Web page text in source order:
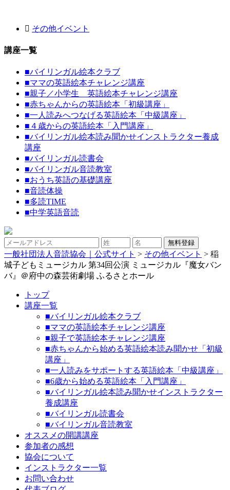
その他イベント
講座一覧
■バイリンガル絵本クラブ
■ママの英語絵本チャレンジ講座
■親子／小学生 英語絵本チャレンジ講座
■赤ちゃんからの英語絵本「初級講座」
■一人読みへつなげる英語絵本「中級講座」
■ ４歳からの英語絵本「入門講座」
■バイリンガル絵本読み聞かせインストラクター養成
講座
■バイリンガル読書会
■バイリンガル音読教室
■おうち英語の基礎講座
■音読体操
■多読TIME
■中学英語音読
一般社団法人音読協会｜公式サイト > その他イベント > 稲
城子どもミュージカル 第34回公演 ミュージカル『魔女バン
バ』＠府中の森芸術劇場 ふるさとホール
トップ
講座一覧
■バイリンガル絵本クラブ
■ママの英語絵本チャレンジ講座
■親子で英語絵本チャレンジ講座
■赤ちゃんから始める英語絵本読み聞かせ「初級
講座」
■一人読みをサポートする英語絵本「中級講座」
■6歳から始める英語絵本「入門講座」
■バイリンガル絵本読み聞かせインストラクター
養成講座
■バイリンガル読書会
■バイリンガル音読教室
オススメの開講講座
参加者の感想
協会について
インストラクター一覧
お問い合わせ